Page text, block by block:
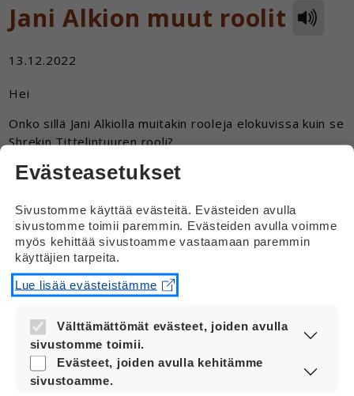
Jani Alkion muut roolit
13.12.2022
Hei
Onko sillä Jani Alkiolla muitakin rooleja elokuvissa kuin se
Shrekin Tittelintuuren rooli?
Vastaus
Hei
Etsin netistä tietoa hakusanoilla Jani Alkio
elokuvat.
Kino Rio -sivustolla oli tieto, että Jani Alkio
Lemmikkien salainen elämä.
Evästeasetukset
Sivustomme käyttää evästeitä. Evästeiden avulla
sivustomme toimii paremmin. Evästeiden avulla voimme
myös kehittää sivustoamme vastaamaan paremmin
käyttäjien tarpeita.
Lue lisää evästeistämme
Välttämättömät evästeet, joiden avulla
sivustomme toimii.
Nämä evästeet ovat aina käytössä, jotta
sivustoamme voi käyttää sujuvasti ja
Evästeet, joiden avulla kehitämme
sivustoamme.